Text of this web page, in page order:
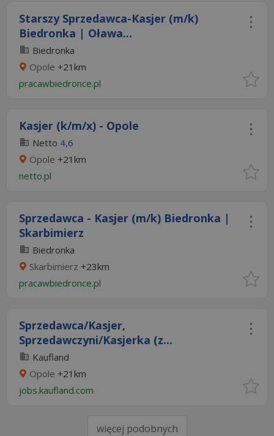
Starszy Sprzedawca-Kasjer (m/k)
Biedronka | Oława...
Biedronka
Opole +21km
pracawbiedronce.pl
Kasjer (k/m/x) - Opole
Netto 4,6
Opole +21km
netto.pl
Sprzedawca - Kasjer (m/k) Biedronka |
Skarbimierz
Biedronka
Skarbimierz +23km
pracawbiedronce.pl
Sprzedawca/Kasjer,
Sprzedawczyni/Kasjerka (z...
Kaufland
Opole +21km
jobs.kaufland.com
więcej podobnych